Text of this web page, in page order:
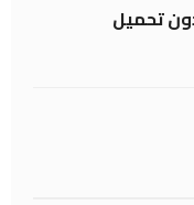
تحميل